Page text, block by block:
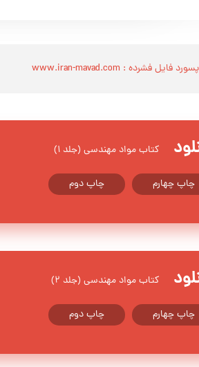
پسورد فایل فشرده : www.iran-mavad.com
کتاب مواد مهندسی (جلد 1)
چاپ چهارم چاپ دوم
کتاب مواد مهندسی (جلد 2)
چاپ چهارم چاپ دوم